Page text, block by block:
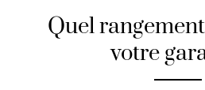
Quel
votre